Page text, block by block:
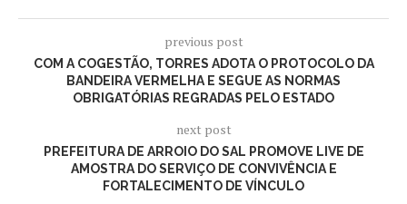
previous post
COM A COGESTÃO, TORRES ADOTA O PROTOCOLO DA
BANDEIRA VERMELHA E SEGUE AS NORMAS
OBRIGATÓRIAS REGRADAS PELO ESTADO
next post
PREFEITURA DE ARROIO DO SAL PROMOVE LIVE DE
AMOSTRA DO SERVIÇO DE CONVIVÊNCIA E
FORTALECIMENTO DE VÍNCULO